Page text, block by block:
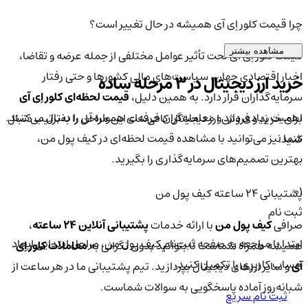
چرا قیمت کلور اِی آی همیشه در حال تغییر است؟
قیمت کلور اِی آی تحت تأثیر عوامل مختلفی از جمله عرضه و تقاضا،
اخبار اقتصادی جهان، سیاست‌های مالی کشورها و حتی رفتار
سرمایه‌گذاران قرار دارد. به همین دلیل،قیمت لحظه‌ای کلور اِی آی
اهمیت زیادی دارد و معامله‌گران حرفه‌ای همواره آن را دنبال می‌کنند.
شما نیز می‌توانید با مشاهده قیمت لحظه‌ای در کیف پول من،
بهترین تصمیم‌های سرمایه‌گذاری را بگیرید.
پشتیبانی ۲۴ ساعته کیف پول من
صرافیکیف پول منبا ارائه خدماتپشتیبانی آنلاین ۲۴ ساعته
،
همیشه همراه شماست تا بتوانید بدون نگرانی بهمعاملات کلور اِی
آیو سایر ارزهای دیجیتال بپردازید. تیم پشتیبانی ما در هر ساعت از
شبانه‌روز آماده پاسخگویی به سوالات شماست.
مشاهده بیشتر
خرید ارز دیجیتال در 3 مرحله ساده
برای خرید و فروش ارز دیجیتال کافی‌ست این مراحل را به‌ترتیب دنبال
کنید:
01
ثبت نام
ابتدا با مراجعه به صفحه ثبت‌نام کیف‌ پول من، مراحل ابتدایی ایجاد
حساب کاربری را تکمیل کنید.
ثبت نام سریع